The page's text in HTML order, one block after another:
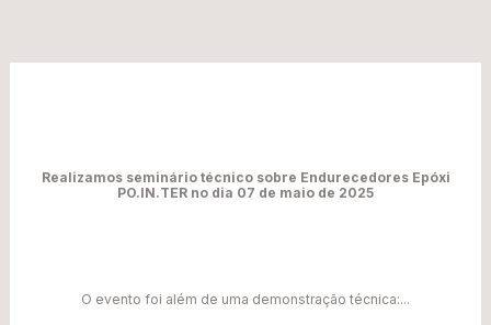
Realizamos seminário técnico sobre Endurecedores Epóxi
PO.IN.TER no dia 07 de maio de 2025
O evento foi além de uma demonstração técnica:...